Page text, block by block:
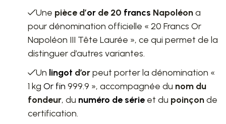
Une pièce d’or de 20 francs Napoléona
pour dénomination officielle « 20 Francs Or
Napoléon III Tête Laurée », ce qui permet de la
distinguer d’autres variantes.
Un lingot d’orpeut porter la dénomination «
1 kg Or fin 999.9 », accompagnée du nom du
fondeur, du numéro de série et du poinçonde
certification.